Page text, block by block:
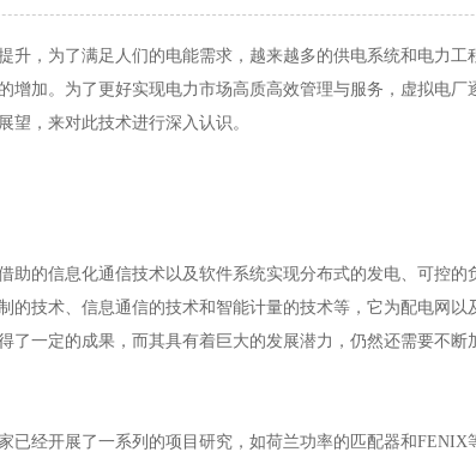
升，为了满足人们的电能需求，越来越多的供电系统和电力工
增加。为了更好实现电力市场高质高效管理与服务，虚拟电厂
望，来对此技术进行深入认识。
助的信息化通信技术以及软件系统实现分布式的发电、可控的
的技术、信息通信的技术和智能计量的技术等，它为配电网以
一定的成果，而其具有着巨大的发展潜力，仍然还需要不断
已经开展了一系列的项目研究，如荷兰功率的匹配器和FENIX